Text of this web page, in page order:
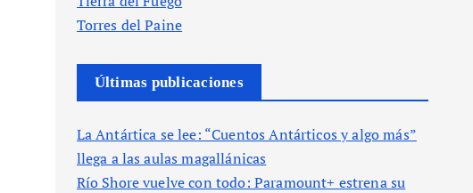
Torres del Paine
Últimas publicaciones
La Antártica se lee: “Cuentos Antárticos y algo más”
llega a las aulas magallánicas
Río Shore vuelve con todo: Paramount+ estrena su